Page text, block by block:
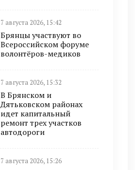
7 августа 2026, 15:42
Брянцы участвуют во
Всероссийском форуме
волонтёров-медиков
7 августа 2026, 15:32
В Брянском и
Дятьковском районах
идет капитальный
ремонт трех участков
автодороги
7 августа 2026, 15:26